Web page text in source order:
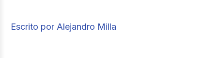
Escrito por Alejandro Milla